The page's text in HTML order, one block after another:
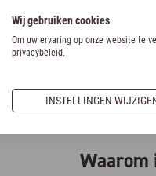
Wij gebruiken cookies
Om uw ervaring op onze website te
privacybeleid.
INSTELLINGEN